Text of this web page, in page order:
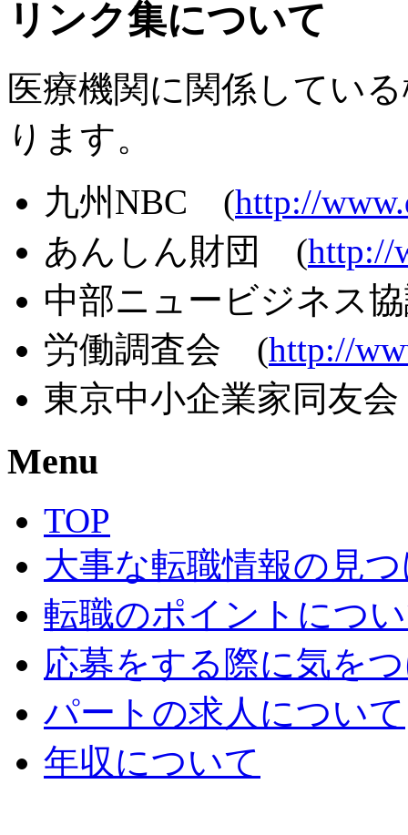
リンク集について
医療機関に関係してい
ります。
九州NBC (http://
あんしん財団 (http://
中部ニュービジネス
労働調査会 (http://
東京中小企業家同友
Menu
TOP
大事な転職情報の見
転職のポイントにつ
応募をする際に気を
パートの求人について
年収について